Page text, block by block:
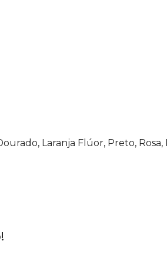
Laranja Flúor, Preto,